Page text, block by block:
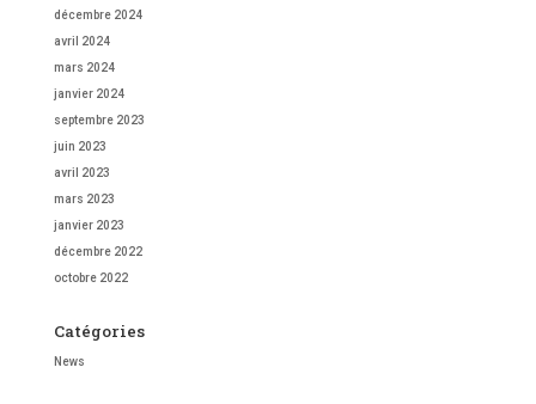
décembre 2024
avril 2024
mars 2024
janvier 2024
septembre 2023
juin 2023
avril 2023
mars 2023
janvier 2023
décembre 2022
octobre 2022
Catégories
News